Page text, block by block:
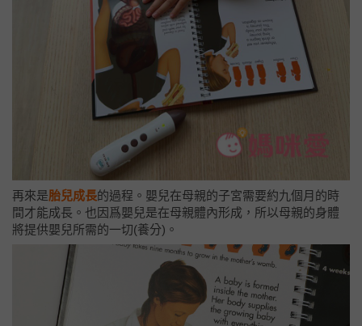
再來是胎兒成長的過程。嬰兒在母親的子宮需要約九個月的時
間才能成長。也因爲嬰兒是在母親體內形成，所以母親的身體
將提供嬰兒所需的一切(養分)。